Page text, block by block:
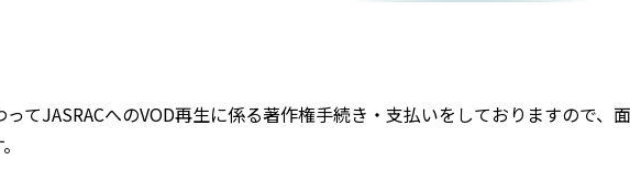
てJASRACへのVOD再生に係る著作権手続き・支払いをしておりますので、